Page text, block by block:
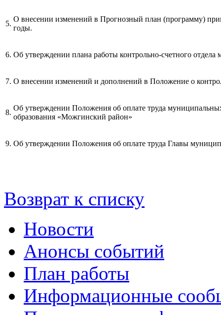
5.
О внесении изменений в Прогнозный план (программу)
годы.
6. Об утверждении плана работы контрольно-счетного
7. О внесении изменений и дополнений в Положение о
8.
Об утверждении Положения об оплате труда
образования «Можгинский район»
9. Об утверждении Положения об оплате труда Главы
Возврат к списку
Новости
Анонсы событий
План работы
Информационные